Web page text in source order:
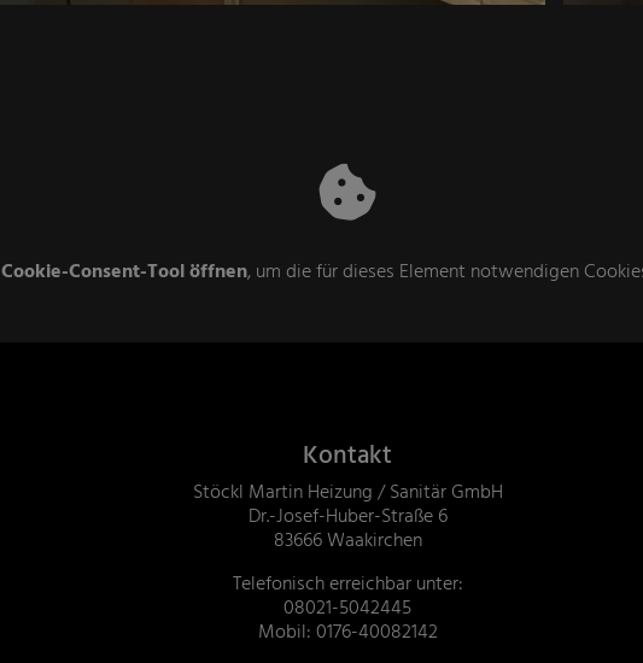
Cookie-Consent-Tool öffnen, um die für dieses Element notwendigen
Kontakt
Stöckl Martin Heizung / Sanitär GmbH
Dr.-Josef-Huber-Straße 6
83666 Waakirchen
Telefonisch erreichbar unter:
08021-5042445
Mobil: 0176-40082142